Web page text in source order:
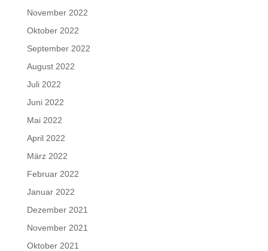
November 2022
Oktober 2022
September 2022
August 2022
Juli 2022
Juni 2022
Mai 2022
April 2022
März 2022
Februar 2022
Januar 2022
Dezember 2021
November 2021
Oktober 2021